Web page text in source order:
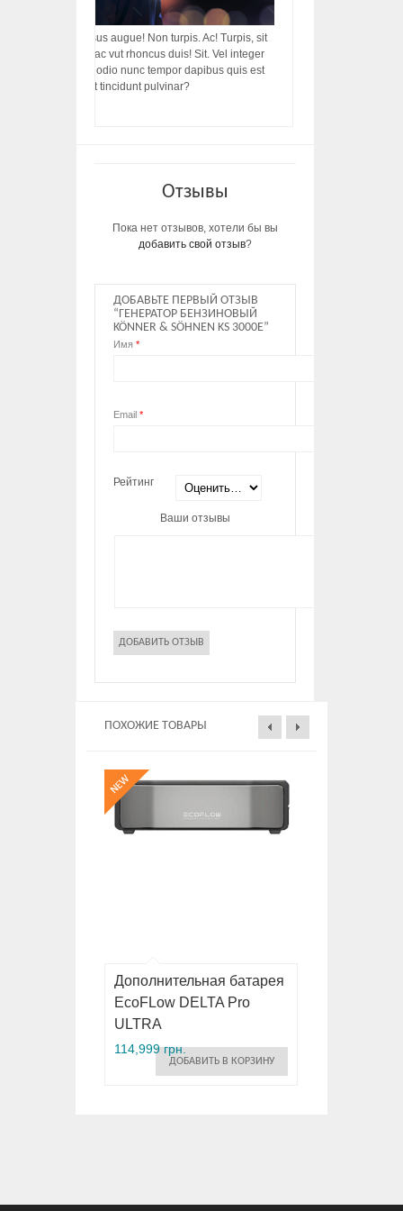
integer! Risus augue! Non turpis. Ac! Turpis, sit
rhoncus porttitor ac vut rhoncus duis! Sit. Vel integer
ut diam porttitor odio nunc tempor dapibus quis est
dictumst, vel amet tincidunt pulvinar?
Отзывы
Пока нет отзывов, хотели бы вы
добавить свой отзыв?
ДОБАВЬТЕ ПЕРВЫЙ ОТЗЫВ
“ГЕНЕРАТОР БЕНЗИНОВЫЙ
KÖNNER & SÖHNEN KS 3000E”
Имя *
Email *
Рейтинг
Ваши отзывы
ПОХОЖИЕ ТОВАРЫ
Дополнительная батарея
EcoFLow DELTA Pro
ULTRA
114,999 грн.
ДОБАВИТЬ В КОРЗИНУ